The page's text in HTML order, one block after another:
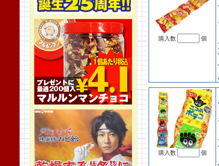
購入数 個
購入数 個